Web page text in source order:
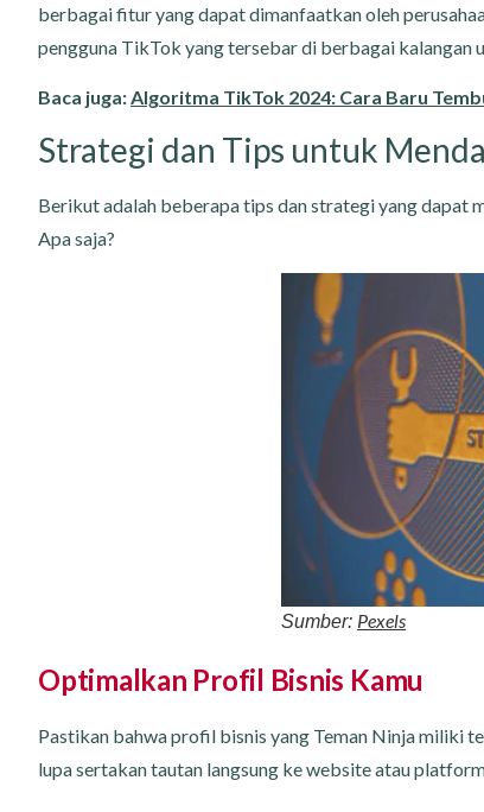
berbagai fitur yang dapat dimanfaatkan oleh
pengguna TikTok yang tersebar di berbagai kalangan
Baca juga:Algoritma TikTok 2024: Cara Baru
Strategi dan Tips untuk
Berikut adalah beberapa tips dan strategi yang dapat
Apa saja?
Sumber: Pexels
Optimalkan Profil Bisnis Kamu
Pastikan bahwa profil bisnis yang Teman Ninja miliki
lupa sertakan tautan langsung ke website atau